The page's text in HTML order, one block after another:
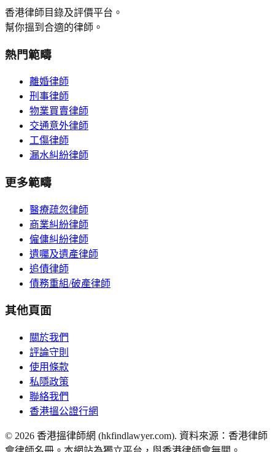
香港律師目錄及評價平台。
幫你搵到合適的律師。
熱門範疇
離婚律師
刑事律師
物業買賣律師
交通意外律師
工傷律師
漏水糾紛律師
更多範疇
醫療疏忽律師
商業糾紛律師
僱傭糾紛律師
遺囑及遺產律師
追債律師
債務重組/破產律師
其他頁面
關於我們
評論守則
使用條款
私隱政策
聯絡我們
香港搵公證行網
© 2026 香港搵律師網 (hkfindlawyer.com). 資料來源：香港律師